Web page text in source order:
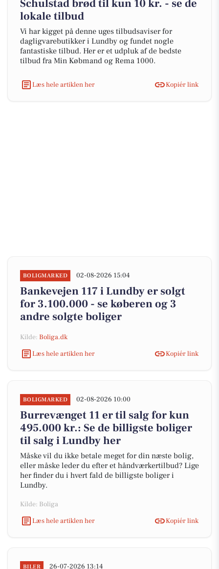
Schulstad brød til kun 10 kr. - se de
lokale tilbud
Vi har kigget på denne uges tilbudsaviser for
dagligvarebutikker i Lundby og fundet nogle
fantastiske tilbud. Her er et udpluk af de bedste
tilbud fra Min Købmand og Rema 1000.
Læs hele artiklen her Kopiér link
BOLIGMARKED 02-08-2026 15:04
Bankevejen 117 i Lundby er solgt
for 3.100.000 - se køberen og 3
andre solgte boliger
Kilde: Boliga.dk
Læs hele artiklen her
Kopiér link
BOLIGMARKED 02-08-2026 10:00
Burrevænget 11 er til salg for kun
495.000 kr.: Se de billigste boliger
til salg i Lundby her
Måske vil du ikke betale meget for din næste bolig,
eller måske leder du efter et håndværkertilbud? Lige
her finder du i hvert fald de billigste boliger i
Lundby.
Kilde: Boliga
Læs hele artiklen her
Kopiér link
BILER 26-07-2026 13:14